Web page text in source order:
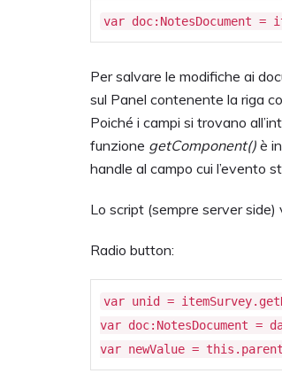
var doc:NotesDocument =
Per salvare le modifiche ai
sul Panel contenente la riga
Poiché i campi si trovano
funzione getComponent() è
handle al campo cui l’evento
Lo script (sempre server
Radio button:
var unid =
var doc:NotesDocument =
var newValue =